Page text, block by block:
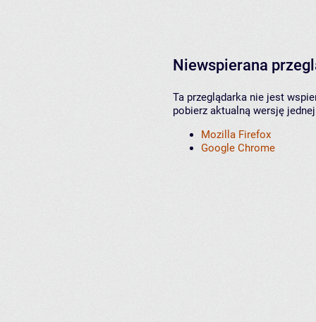
Niewspierana
Ta przeglądarka nie jest
pobierz aktualną wersję
Mozilla Firefox
Google Chrome